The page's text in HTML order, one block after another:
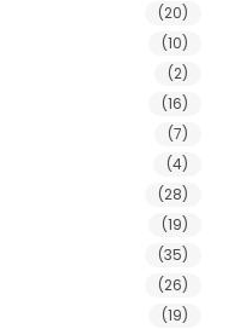
(20)
(10)
(2)
(16)
(7)
(4)
(28)
(19)
(35)
(26)
(19)